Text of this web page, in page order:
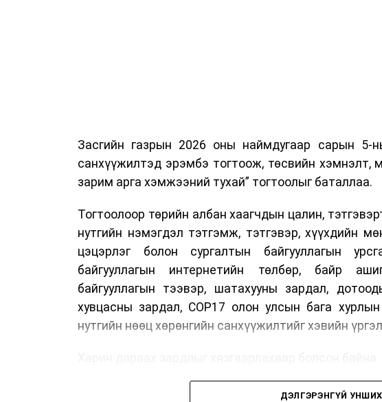
Засгийн газрын 2026 оны наймдугаар сарын 5-
санхүүжилтэд эрэмбэ тогтоож, төсвийн хэмнэлт,
зарим арга хэмжээний тухай” тогтоолыг баталлаа.
Тогтоолоор төрийн албан хаагчдын цалин,
нутгийн нэмэгдэл тэтгэмж, тэтгэвэр, хүүхдийн
цэцэрлэг болон сургалтын байгууллагын
байгууллагын интернетийн төлбөр, байр
байгууллагын тээвэр, шатахууны зардал,
хувцасны зардал, COP17 олон улсын бага
нутгийн нөөц хөрөнгийн санхүүжилтийг хэвийн
Олон улсын болон Засгийн газрынДЭЛГЭРЭНГҮЙ УНШИХ